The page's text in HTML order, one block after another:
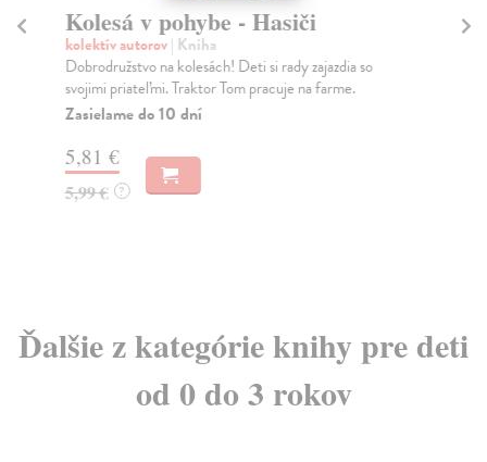
Kolesá v pohybe - Hasiči
kolektív autorov| Kniha
Dobrodružstvo na kolesách! Deti si rady zajazdia so
svojimi priateľmi. Traktor Tom pracuje na farme.
Zasielame do 10 dní
5,81 €
5,99 € ?
Ďalšie z kategórie knihy pre deti
od 0 do 3 rokov